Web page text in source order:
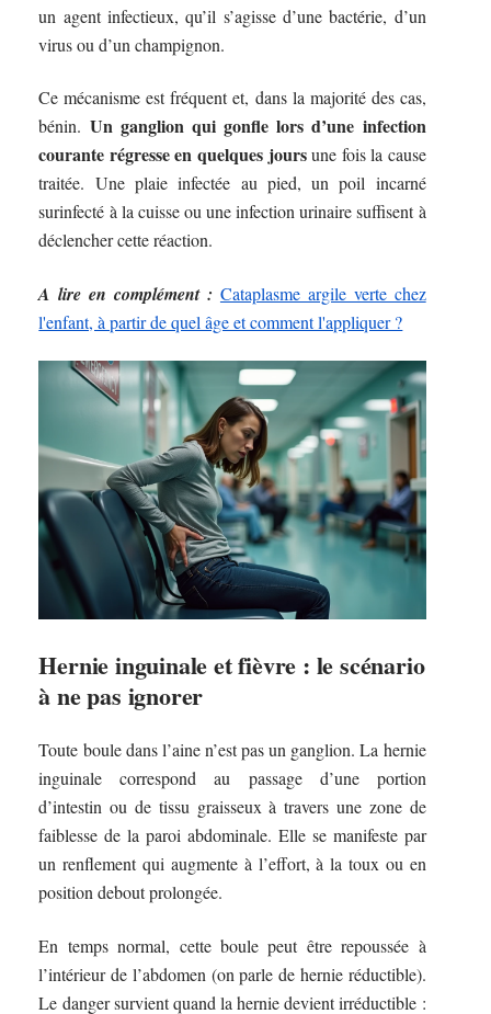
un agent infectieux, qu’il s’agisse d’une bactérie, d’un
virus ou d’un champignon.
Ce mécanisme est fréquent et, dans la majorité des cas,
bénin. Un ganglion qui gonfle lors d’une infection
courante régresse en quelques joursune fois la cause
traitée. Une plaie infectée au pied, un poil incarné
surinfecté à la cuisse ou une infection urinaire suffisent à
déclencher cette réaction.
A lire en complément : Cataplasme argile verte chez
l'enfant, à partir de quel âge et comment l'appliquer ?
Hernie inguinale et fièvre : le scénario
à ne pas ignorer
Toute boule dans l’aine n’est pas un ganglion. La hernie
inguinale correspond au passage d’une portion
d’intestin ou de tissu graisseux à travers une zone de
faiblesse de la paroi abdominale. Elle se manifeste par
un renflement qui augmente à l’effort, à la toux ou en
position debout prolongée.
En temps normal, cette boule peut être repoussée à
l’intérieur de l’abdomen (on parle de hernie réductible).
Le danger survient quand la hernie devient irréductible :